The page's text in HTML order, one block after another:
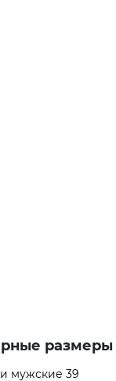
размеры
мужские 39